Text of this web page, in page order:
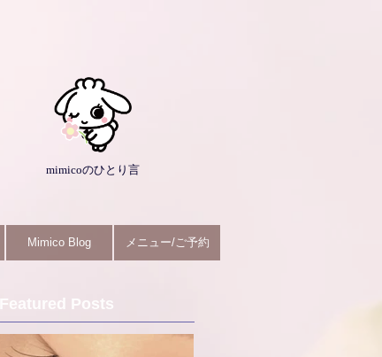
mimicoのひとり言
Mimico Blog メニュー/ご予約
Featured Posts